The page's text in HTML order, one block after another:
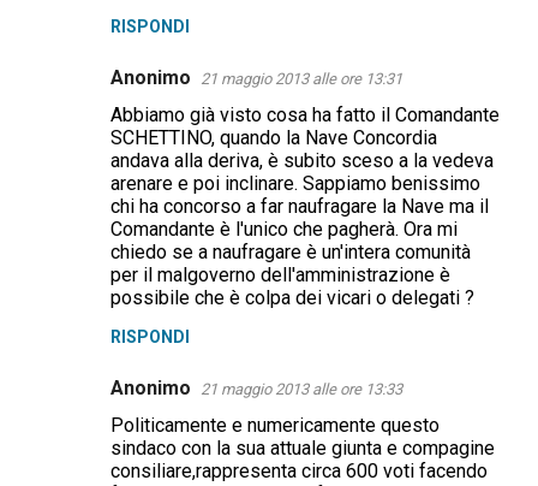
RISPONDI
Anonimo 21 maggio 2013 alle ore 13:31
Abbiamo già visto cosa ha fatto il Comandante
SCHETTINO, quando la Nave Concordia
andava alla deriva, è subito sceso a la vedeva
arenare e poi inclinare. Sappiamo benissimo
chi ha concorso a far naufragare la Nave ma il
Comandante è l'unico che pagherà. Ora mi
chiedo se a naufragare è un'intera comunità
per il malgoverno dell'amministrazione è
possibile che è colpa dei vicari o delegati ?
RISPONDI
Anonimo 21 maggio 2013 alle ore 13:33
Politicamente e numericamente questo
sindaco con la sua attuale giunta e compagine
consiliare,rappresenta circa 600 voti facendo